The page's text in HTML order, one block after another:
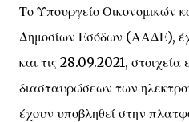
Το Υπουργείο Οικονομικών
Δημοσίων Εσόδων (ΑΑΔΕ),
και τις 28.09.2021, στοιχεία
διασταυρώσεων των
έχουν υποβληθεί στην